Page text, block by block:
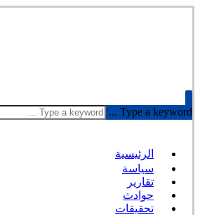
Type a keyword ...
الرئيسية
سياسة
تقارير
حوادث
تحقيقات